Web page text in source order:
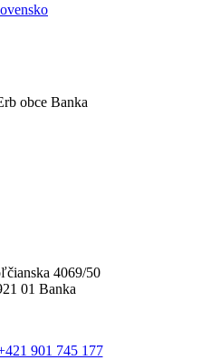
4069/50
01 Banka
901 745 177